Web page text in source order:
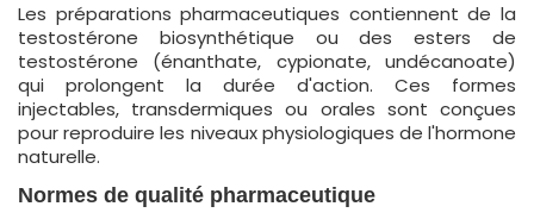
Les préparations pharmaceutiques contiennent de la
testostérone biosynthétique ou des esters de
testostérone (énanthate, cypionate, undécanoate)
qui prolongent la durée d'action. Ces formes
injectables, transdermiques ou orales sont conçues
pour reproduire les niveaux physiologiques de l'hormone
naturelle.
Normes de qualité pharmaceutique